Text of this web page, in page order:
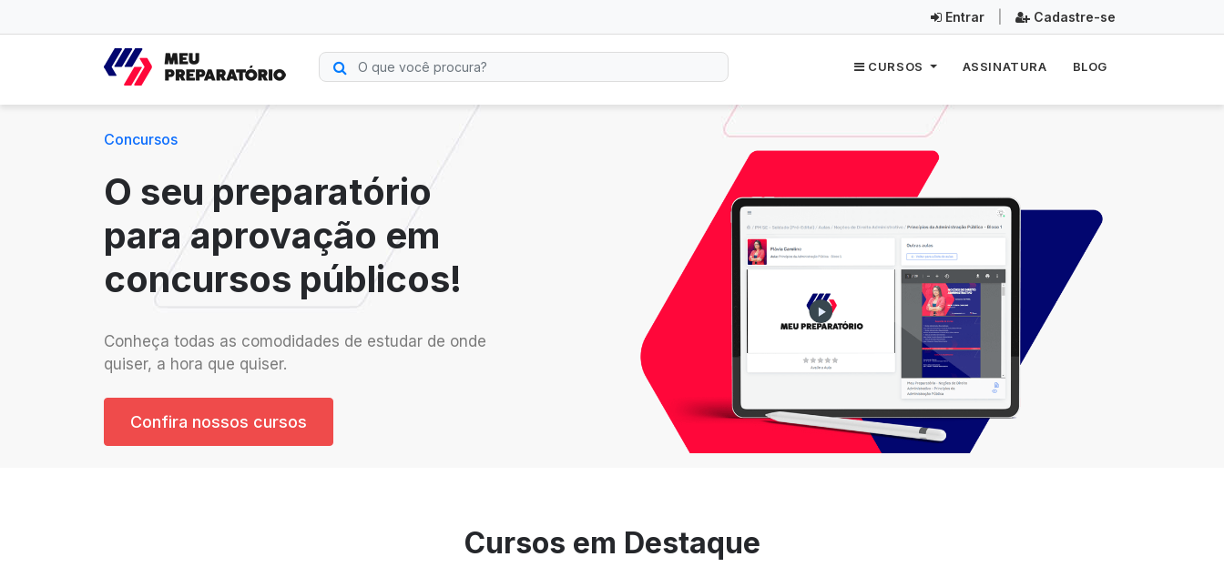
Entrar Cadastre-se
CURSOS ASSINATURA BLOG
Concursos
O seu preparatório
para aprovação em
concursos públicos!
Conheça todas as comodidades de estudar de onde
quiser, a hora que quiser.
Confira nossos cursos
Cursos em Destaque